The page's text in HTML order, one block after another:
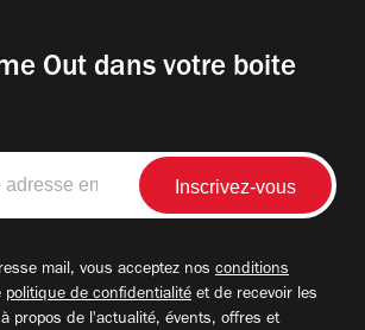
Out dans votre boite
mail, vous acceptez nos conditions
politique de confidentialité et de recevoir les
propos de l'actualité, évents, offres et